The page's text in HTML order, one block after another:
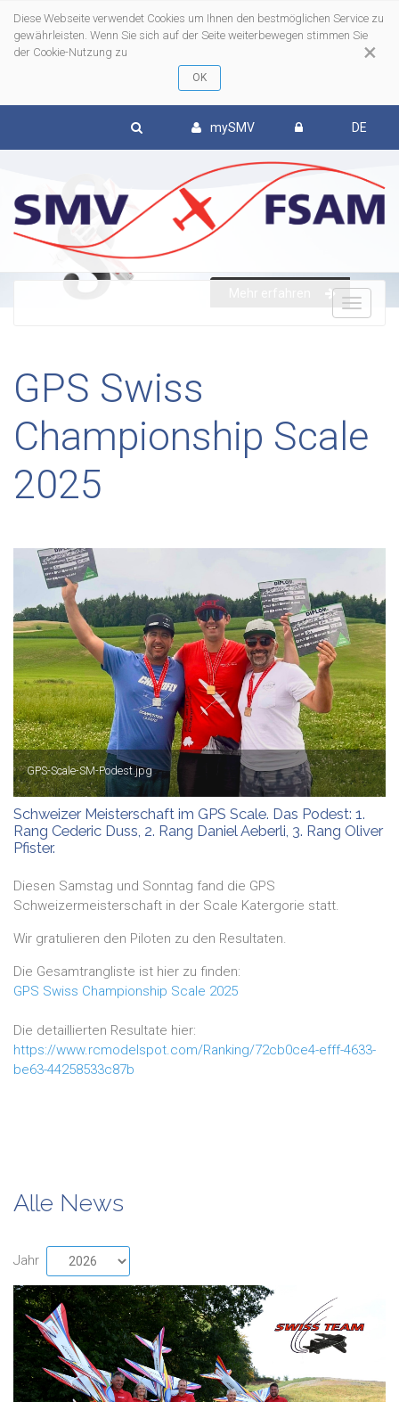
×
Diese Webseite verwendet Cookies um Ihnen den bestmöglichen Service zu
gewährleisten. Wenn Sie sich auf der Seite weiterbewegen stimmen Sie
der Cookie-Nutzung zu
mySMV DE
GPS Swiss
Championship Scale
2025
GPS-Scale-SM-Podest.jpg
Schweizer Meisterschaft im GPS Scale. Das Podest: 1.
Rang Cederic Duss, 2. Rang Daniel Aeberli, 3. Rang Oliver
Pfister.
Diesen Samstag und Sonntag fand die GPS
Schweizermeisterschaft in der Scale Katergorie statt.
Wir gratulieren den Piloten zu den Resultaten.
Die Gesamtrangliste ist hier zu finden:
GPS Swiss Championship Scale 2025
Die detaillierten Resultate hier:
https://www.rcmodelspot.com/Ranking/72cb0ce4-efff-4633-
be63-44258533c87b
Alle News
Jahr